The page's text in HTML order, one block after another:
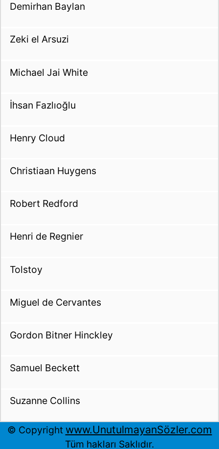
Demirhan Baylan
Zeki el Arsuzi
Michael Jai White
İhsan Fazlıoğlu
Henry Cloud
Christiaan Huygens
Robert Redford
Henri de Regnier
Tolstoy
Miguel de Cervantes
Gordon Bitner Hinckley
Samuel Beckett
Suzanne Collins
© Copyright www.UnutulmayanSözler.com
Tüm hakları Saklıdır.